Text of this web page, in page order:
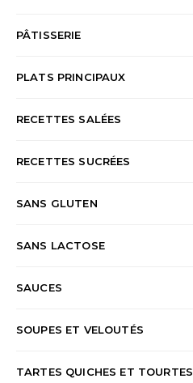
PÂTISSERIE
PLATS PRINCIPAUX
RECETTES SALÉES
RECETTES SUCRÉES
SANS GLUTEN
SANS LACTOSE
SAUCES
SOUPES ET VELOUTÉS
TARTES QUICHES ET TOURTES